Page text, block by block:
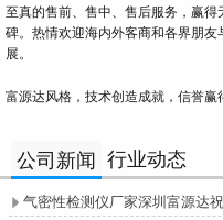
至真的售前、售中、售后服务，赢
碑。热情欢迎海内外客商和各界朋
展。
富源达风格，技术创造成就，信誉赢
公司新闻 行业动态
 气密性检测仪厂家深圳富源达